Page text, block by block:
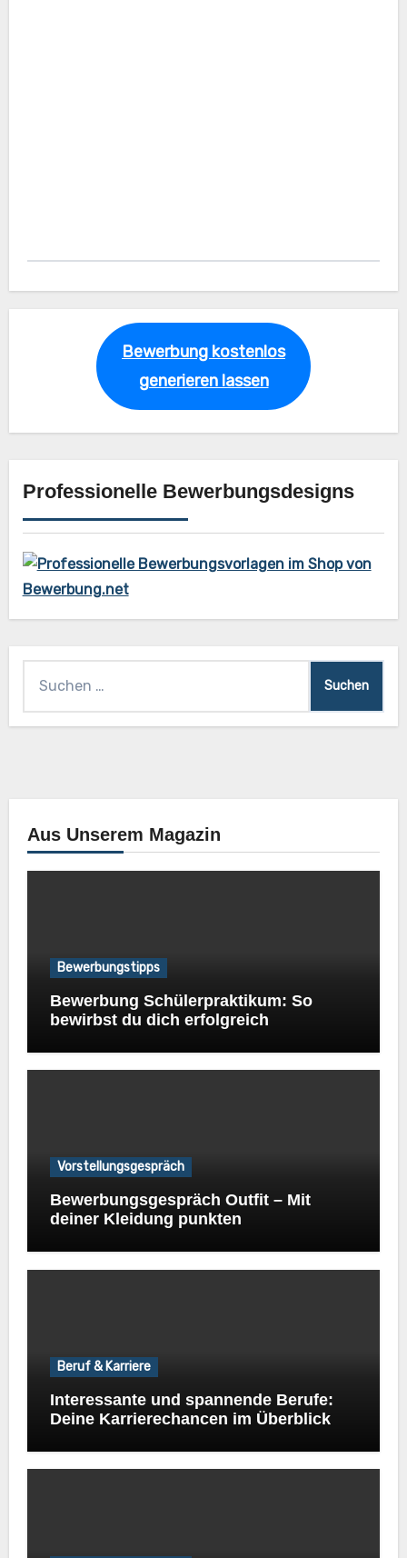
Bewerbung kostenlos
generieren lassen
Professionelle Bewerbungsdesigns
Aus Unserem Magazin
Bewerbungstipps
Bewerbung Schülerpraktikum: So
bewirbst du dich erfolgreich
Vorstellungsgespräch
Bewerbungsgespräch Outfit – Mit
deiner Kleidung punkten
Beruf & Karriere
Interessante und spannende Berufe:
Deine Karrierechancen im Überblick